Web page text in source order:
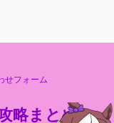
せフォーム
略まとめ